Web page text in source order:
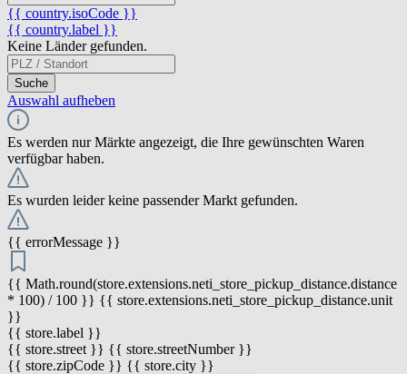
{{ country.isoCode }}
{{ country.label }}
Keine Länder gefunden.
Suche
Auswahl aufheben
Es werden nur Märkte angezeigt, die Ihre gewünschten Waren
verfügbar haben.
Es wurden leider keine passender Markt gefunden.
{{ errorMessage }}
{{ Math.round(store.extensions.neti_store_pickup_distance.distance
* 100) / 100 }} {{ store.extensions.neti_store_pickup_distance.unit
}}
{{ store.label }}
{{ store.street }} {{ store.streetNumber }}
{{ store.zipCode }} {{ store.city }}